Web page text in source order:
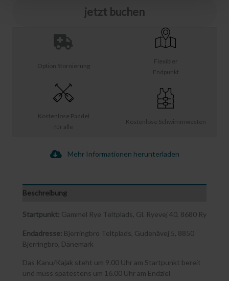
Kostenlose Schwimmwesten
Kostenlose Paddel
für alle
Flexibler
Endpunkt
Option Stornierung
Mehr Informationen herunterladen
Beschreibung
Startpunkt: Gammel Rye Teltplads, Gl. Ryevej 40, 8680 Ry
Endadresse: Bjerringbro Teltplads, Gudenåvej 5, 8850
Bjerringbro, Dänemark
Das Kanu/Kajak steht um 9.00 Uhr am Startpunkt bereit
und muss spätestens um 16.00 Uhr am Endziel
jetzt buchen